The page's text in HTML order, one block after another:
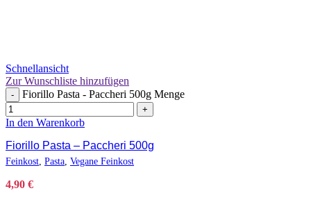
Schnellansicht
Zur Wunschliste hinzufügen
- Fiorillo Pasta - Paccheri 500g Menge
+
In den Warenkorb
Fiorillo Pasta – Paccheri 500g
Feinkost, Pasta, Vegane Feinkost
4,90 €